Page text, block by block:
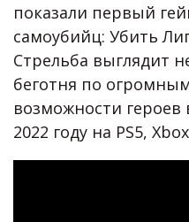
показали первый
самоубийц: Убить
Стрельба выглядит
беготня по
возможности героев
2022 году на PS5,